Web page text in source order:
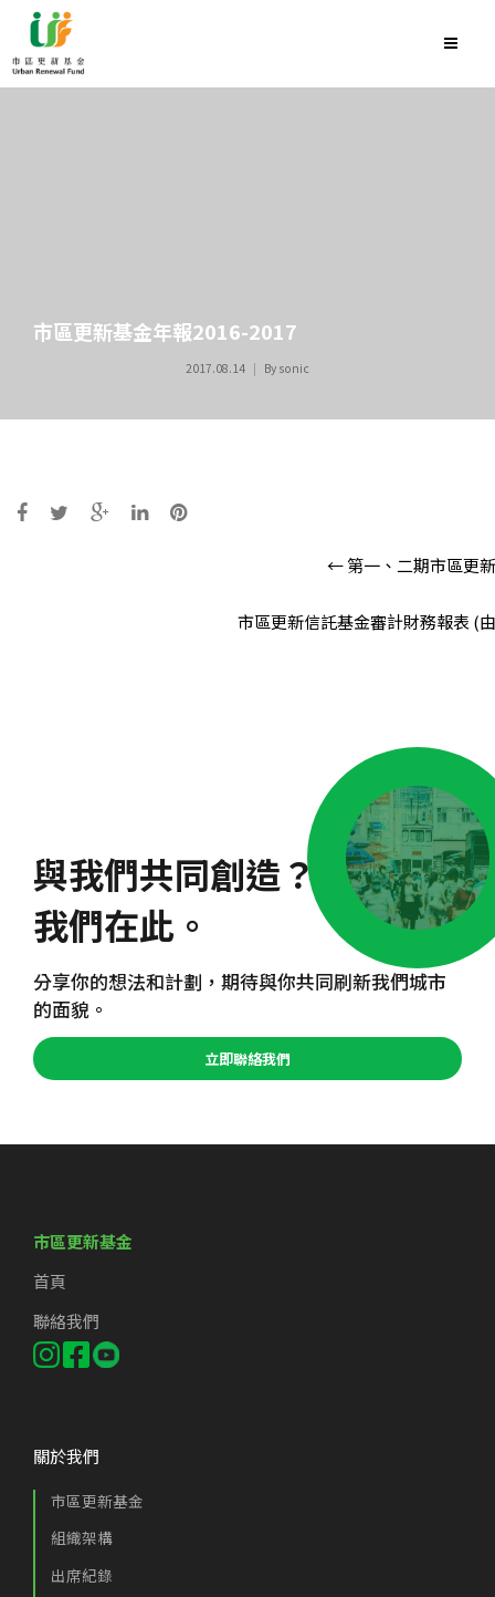
市區更新基金年報2016-2017
2017.08.14 By sonic
←第一、二期市區更
市區更新信託基金審計財務報表 (
與我們共同創造？
我們在此。
分享你的想法和計劃，期待與你共同刷新我們城市
的面貌。
立即聯絡我們
市區更新基金
首頁
聯絡我們
關於我們
市區更新基金
組織架構
出席紀錄